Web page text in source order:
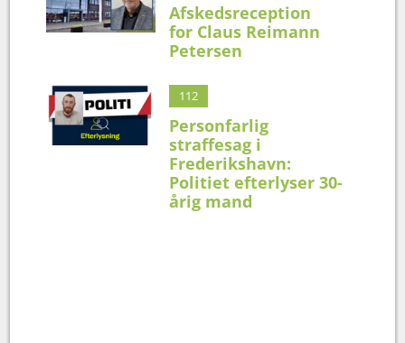
Afskedsreception
for Claus Reimann
Petersen
112
Personfarlig
straffesag i
Frederikshavn:
Politiet efterlyser 30-
årig mand